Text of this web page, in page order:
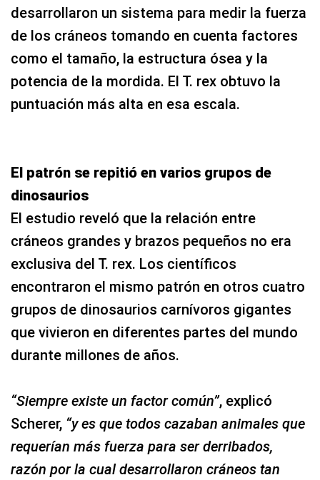
desarrollaron un sistema para medir la fuerza
de los cráneos tomando en cuenta factores
como el tamaño, la estructura ósea y la
potencia de la mordida. El T. rex obtuvo la
puntuación más alta en esa escala.
El patrón se repitió en varios grupos de
dinosaurios
El estudio reveló que la relación entre
cráneos grandes y brazos pequeños no era
exclusiva del T. rex. Los científicos
encontraron el mismo patrón en otros cuatro
grupos de dinosaurios carnívoros gigantes
que vivieron en diferentes partes del mundo
durante millones de años.
“Siempre existe un factor común”, explicó
Scherer, “y es que todos cazaban animales que
requerían más fuerza para ser derribados,
razón por la cual desarrollaron cráneos tan